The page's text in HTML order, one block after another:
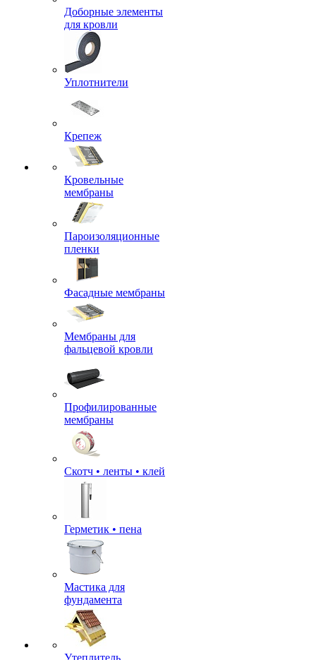
Доборные элементы
для кровли
Уплотнители
Крепеж
Кровельные
мембраны
Пароизоляционные
пленки
Фасадные мембраны
Мембраны для
фальцевой кровли
Профилированные
мембраны
Скотч • ленты • клей
Герметик • пена
Мастика для
фундамента
Утеплитель